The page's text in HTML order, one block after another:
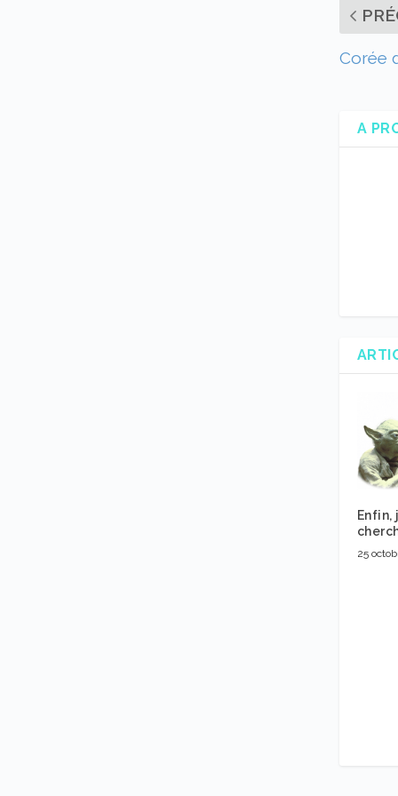
Corée
A
Enfin,
25